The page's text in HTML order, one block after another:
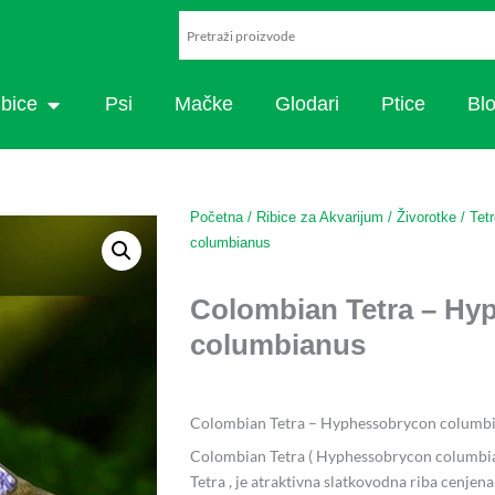
OPEN RIBICE
Psi Mačke Glodari Ptice
Početna/ Ribice za Akvarijum / Živorotke /
columbianus
Colombian Tetra –
columbianus
Colombian Tetra – Hyphessobrycon
Colombian Tetra ( Hyphessobrycon
Tetra , je atraktivna slatkovodna riba